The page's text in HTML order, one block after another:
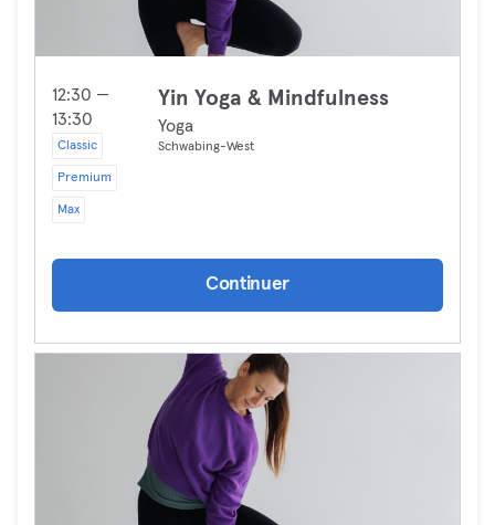
12:30 —
13:30
Classic
Premium
Max
Yin Yoga & Mindfulness
Yoga
Schwabing-West
Continuer